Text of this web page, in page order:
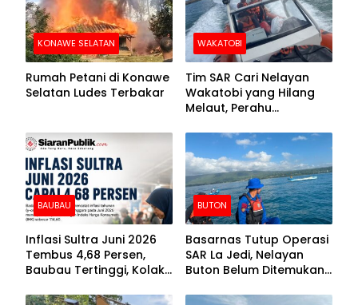
KONAWE SELATAN
Rumah Petani di Konawe
Selatan Ludes Terbakar
WAKATOBI
Tim SAR Cari Nelayan
Wakatobi yang Hilang
Melaut, Perahu
Kemasukan Air
BAUBAU
Inflasi Sultra Juni 2026
Tembus 4,68 Persen,
Baubau Tertinggi, Kolaka
BUTON
Basarnas Tutup Operasi
SAR La Jedi, Nelayan
Buton Belum Ditemukan